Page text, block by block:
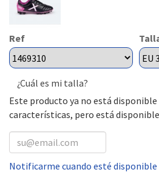
Ref
¿Cuál es mi talla?
Este producto ya no está disponible
características, pero está
Notificarme cuando esté disponible